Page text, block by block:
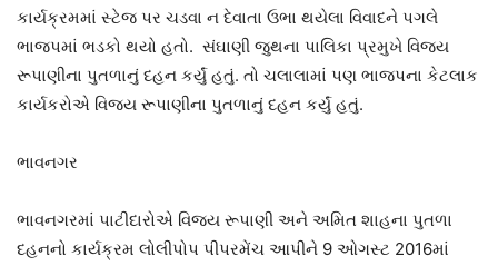
કાર્યક્રમમાં સ્ટેજ પર ચડવા ન દેવાતા ઉભા થયેલા વિવાદને પગલે
ભાજપમાં ભડકો થયો હતો. સંઘાણી જુથના પાલિકા પ્રમુખે વિજય
રૂપાણીના પુતળાનું દહન કર્યું હતું. તો ચલાલામાં પણ ભાજપના કેટલાક
કાર્યકરોએ વિજય રૂપાણીના પુતળાનું દહન કર્યું હતું.
ભાવનગર
ભાવનગરમાં પાટીદારોએ વિજય રૂપાણી અને અમિત શાહના પુતળા
દહનનો કાર્યક્રમ લોલીપોપ પીપરમેંચ આપીને 9 ઓગસ્ટ 2016માં